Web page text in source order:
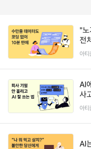
"
전
아티
AI
사
아티
AI